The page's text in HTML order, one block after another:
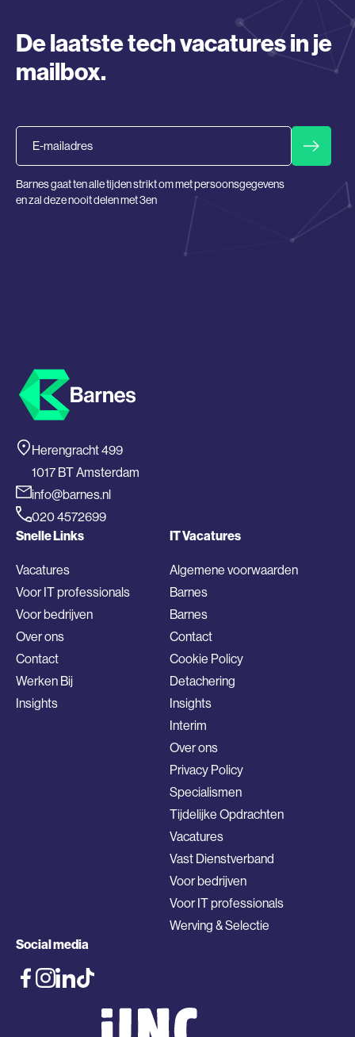
De laatste tech vacatures in je
mailbox.
Barnes gaat ten alle tijden strikt om met persoonsgegevens
en zal deze nooit delen met 3en
Herengracht 499
1017 BT Amsterdam
info@barnes.nl
020 4572699
Snelle Links
Vacatures
Voor IT professionals
Voor bedrijven
Over ons
Contact
Werken Bij
Insights
IT Vacatures
Algemene voorwaarden
Barnes
Barnes
Contact
Cookie Policy
Detachering
Insights
Interim
Over ons
Privacy Policy
Specialismen
Tijdelijke Opdrachten
Vacatures
Vast Dienstverband
Voor bedrijven
Voor IT professionals
Werving & Selectie
Social media